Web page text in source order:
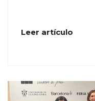
Leer artículo